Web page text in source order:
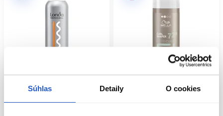
Súhlas Detaily O cookies
Môžete, ak používate kefu vhodnú na mokré rozčesávanie a
dostatočný sklz. Následne znovu vytvorte zhluky stláčaním.
AKO ODSTRÁNIM TVRDOSŤ PO
Keď sú vlasy úplne suché, jemne ich stláčajte dlaňami. Tvrdý
film sa uvoľní, pričom tvar zostane definovaný.